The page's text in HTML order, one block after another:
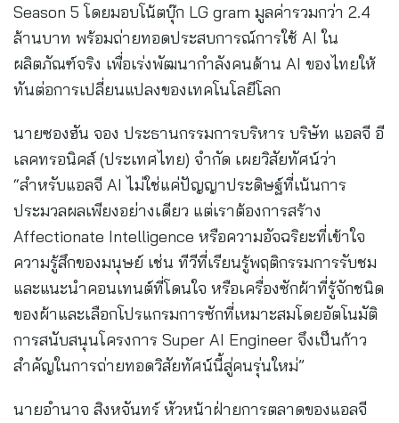
Season 5 โดยมอบโน้ตบุ๊ก LG gram มูลค่ารวมกว่า 2.4
ล้านบาท พร้อมถ่ายทอดประสบการณ์การใช้ AI ใน
ผลิตภัณฑ์จริง เพื่อเร่งพัฒนากำลังคนด้าน AI ของไทยให้
ทันต่อการเปลี่ยนแปลงของเทคโนโลยีโลก
นายซองฮัน จอง ประธานกรรมการบริหาร บริษัท แอลจี อี
เลคทรอนิคส์ (ประเทศไทย) จำกัด เผยวิสัยทัศน์ว่า
“สำหรับแอลจี AI ไม่ใช่แค่ปัญญาประดิษฐ์ที่เน้นการ
ประมวลผลเพียงอย่างเดียว แต่เราต้องการสร้าง
Affectionate Intelligence หรือความอัจฉริยะที่เข้าใจ
ความรู้สึกของมนุษย์ เช่น ทีวีที่เรียนรู้พฤติกรรมการรับชม
และแนะนำคอนเทนต์ที่โดนใจ หรือเครื่องซักผ้าที่รู้จักชนิด
ของผ้าและเลือกโปรแกรมการซักที่เหมาะสมโดยอัตโนมัติ
การสนับสนุนโครงการ Super AI Engineer จึงเป็นก้าว
สำคัญในการถ่ายทอดวิสัยทัศน์นี้สู่คนรุ่นใหม่”
นายอำนาจ สิงหจันทร์ หัวหน้าฝ่ายการตลาดของแอลจี